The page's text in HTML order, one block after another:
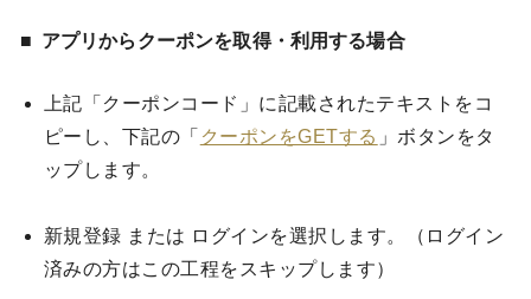
アプリからクーポンを取得・利用する場合
上記「クーポンコード」に記載されたテキストをコ
ピーし、下記の「 クーポンをGETする 」ボタンをタ
ップします。
新規登録 または ログインを選択します。（ログイン
済みの方はこの工程をスキップします）